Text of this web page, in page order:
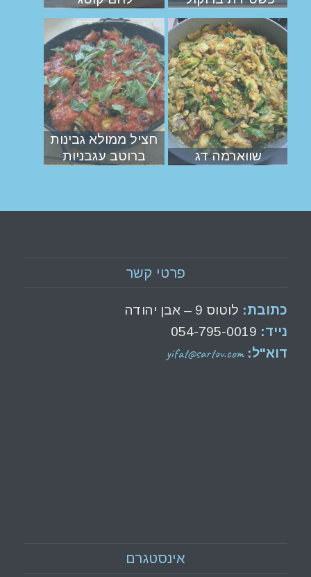
שווארמה דג
חציל ממולא גבינות
ברוטב עגבניות
פרטי קשר
כתובת: לוטוס 9 – אבן יהודה
נייד: 054-795-0019
דוא"ל:yifat@sartov.com
אינסטגרם